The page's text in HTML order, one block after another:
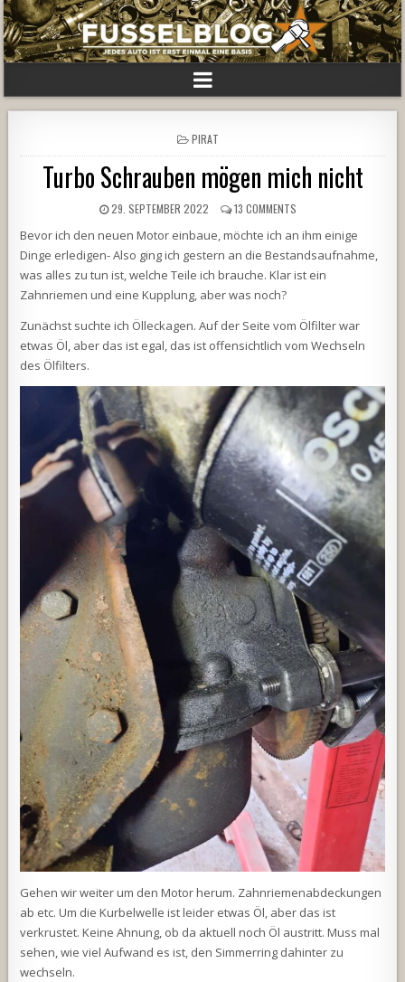
POSTED
IN
PIRAT
Turbo Schrauben mögen mich nicht
29. SEPTEMBER 2022 13 COMMENTS
Bevor ich den neuen Motor einbaue, möchte ich an ihm einige
Dinge erledigen- Also ging ich gestern an die Bestandsaufnahme,
was alles zu tun ist, welche Teile ich brauche. Klar ist ein
Zahnriemen und eine Kupplung, aber was noch?
Zunächst suchte ich Ölleckagen. Auf der Seite vom Ölfilter war
etwas Öl, aber das ist egal, das ist offensichtlich vom Wechseln
des Ölfilters.
Gehen wir weiter um den Motor herum. Zahnriemenabdeckungen
ab etc. Um die Kurbelwelle ist leider etwas Öl, aber das ist
verkrustet. Keine Ahnung, ob da aktuell noch Öl austritt. Muss mal
sehen, wie viel Aufwand es ist, den Simmerring dahinter zu
wechseln.